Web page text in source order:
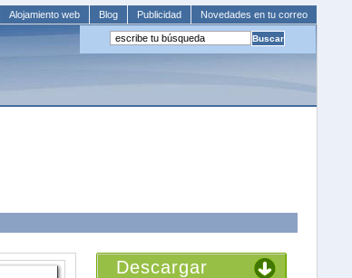
Alojamiento web Blog Publicidad Novedades en tu correo
Descargar